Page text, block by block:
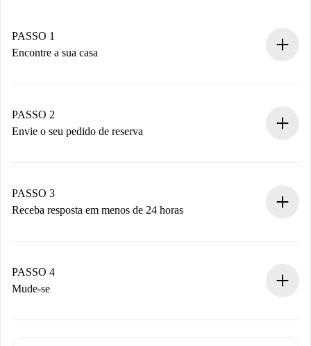
PASSO 1
Encontre a sua casa
Você tem todas as informações necessárias
antecipadamente.
PASSO 2
Envie o seu pedido de reserva
Não cobramos nada até que o proprietário confirme.
PASSO 3
Receba resposta em menos de 24 horas
proprietário.
Se recusada: não cobraremos nada e ofereceremos
PASSO 4
Mude-se